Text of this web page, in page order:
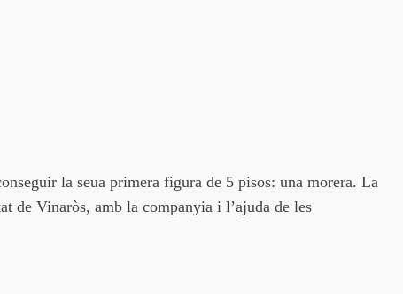
la seua primera figura de 5 pisos: una morera. La
de Vinaròs, amb la companyia i l’ajuda de les